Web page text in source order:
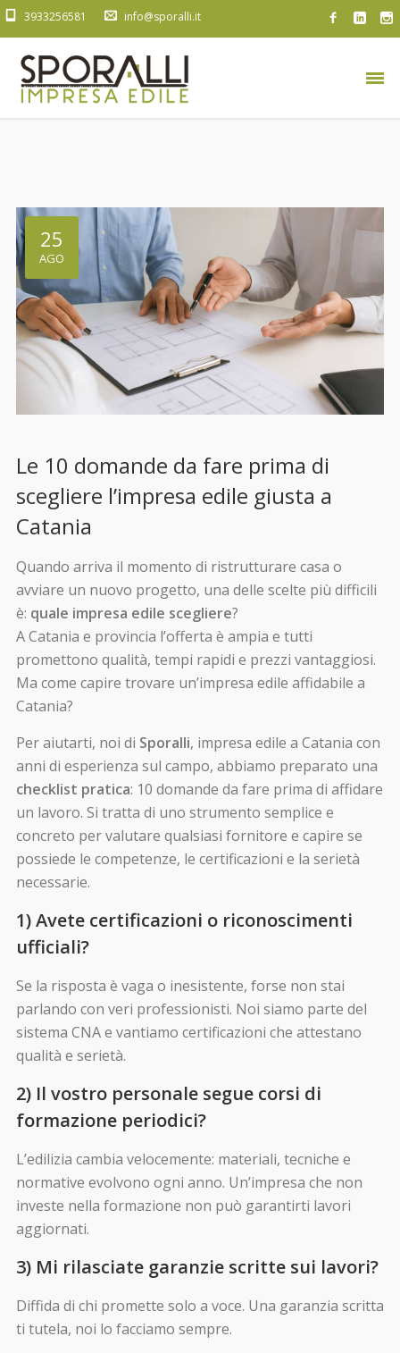
3933256581 info@sporalli.it
25
AGO
Le 10 domande da fare prima di
scegliere l’impresa edile giusta a
Catania
Quando arriva il momento di ristrutturare casa o
avviare un nuovo progetto, una delle scelte più difficili
è: quale impresa edile scegliere?
A Catania e provincia l’offerta è ampia e tutti
promettono qualità, tempi rapidi e prezzi vantaggiosi.
Ma come capire trovare un’impresa edile affidabile a
Catania?
Per aiutarti, noi di Sporalli, impresa edile a Catania con
anni di esperienza sul campo, abbiamo preparato una
checklist pratica: 10 domande da fare prima di affidare
un lavoro. Si tratta di uno strumento semplice e
concreto per valutare qualsiasi fornitore e capire se
possiede le competenze, le certificazioni e la serietà
necessarie.
1) Avete certificazioni o riconoscimenti
ufficiali?
Se la risposta è vaga o inesistente, forse non stai
parlando con veri professionisti. Noi siamo parte del
sistema CNA e vantiamo certificazioni che attestano
qualità e serietà.
2) Il vostro personale segue corsi di
formazione periodici?
L’edilizia cambia velocemente: materiali, tecniche e
normative evolvono ogni anno. Un’impresa che non
investe nella formazione non può garantirti lavori
aggiornati.
3) Mi rilasciate garanzie scritte sui lavori?
Diffida di chi promette solo a voce. Una garanzia scritta
ti tutela, noi lo facciamo sempre.